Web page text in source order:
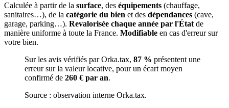
Calculée à partir de la surface, des équipements (chauffage,
sanitaires…), de la catégorie du bien et des dépendances (cave,
garage, parking…). Revalorisée chaque année par l'État de
manière uniforme à toute la France. Modifiable en cas d'erreur sur
votre bien.
Sur les avis vérifiés par Orka.tax, 87 % présentent une
erreur sur la valeur locative, pour un écart moyen
confirmé de 260 € par an.
Source : observation interne Orka.tax.